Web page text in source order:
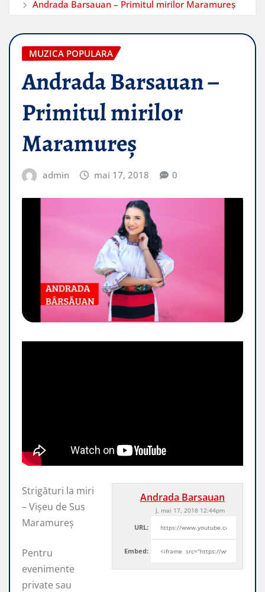
Andrada Barsauan – Primitul mirilor Maramureș
MUZICA POPULARA
Andrada Barsauan –
Primitul mirilor
Maramureș
admin mai 17, 2018 0
Andrada Barsauan
J, mai 17, 2018 12:44pm
URL:
Embed:
Strigături la miri
– Vișeu de Sus
Maramureș
Pentru
evenimente
private sau